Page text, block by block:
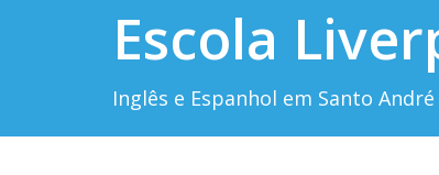
Escola
Inglês e Espanhol em Santo André